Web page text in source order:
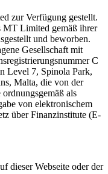
zur Verfügung gestellt.
Limited gemäß ihrer
und beworben.
Gesellschaft mit
C
Level 7, Spinola Park,
Malta, die von der
als
von elektronischem
über Finanzinstitute (E-
dieser Webseite oder der